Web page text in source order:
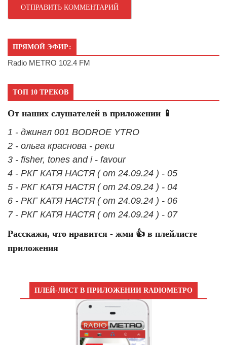
ПРЯМОЙ ЭФИР:
Radio METRO 102.4 FM
ТОП 10 ТРЕКОВ
От наших слушателей в приложении 📱
1 - джингл 001 BODROE YTRO
2 - ольга краснова - реки
3 - fisher, tones and i - favour
4 - РКГ КАТЯ НАСТЯ ( от 24.09.24 ) - 05
5 - РКГ КАТЯ НАСТЯ ( от 24.09.24 ) - 04
6 - РКГ КАТЯ НАСТЯ ( от 24.09.24 ) - 06
7 - РКГ КАТЯ НАСТЯ ( от 24.09.24 ) - 07
Расскажи, что нравится - жми 👍 в плейлисте
приложения
ПЛЕЙ-ЛИСТ В ПРИЛОЖЕНИИ RADIOМЕТРО